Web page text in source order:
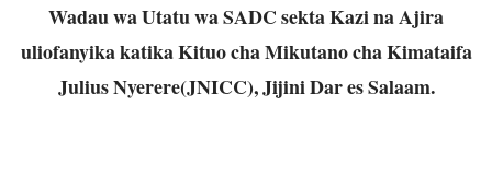
Wadau wa Utatu wa SADC sekta Kazi na Ajira
uliofanyika katika Kituo cha Mikutano cha Kimataifa
Julius Nyerere(JNICC), Jijini Dar es Salaam.